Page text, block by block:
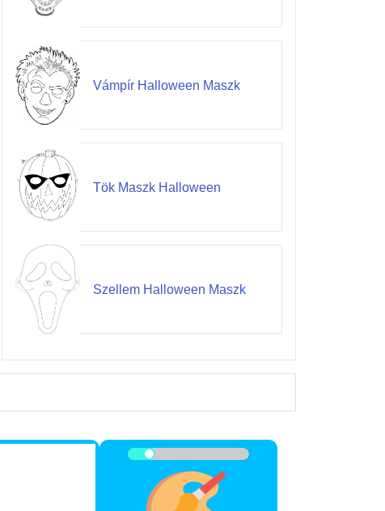
Vámpír Halloween Maszk
Tök Maszk Halloween
Szellem Halloween Maszk